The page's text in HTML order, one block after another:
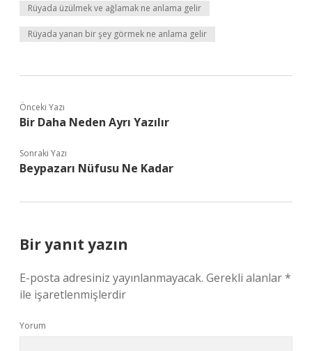
Rüyada üzülmek ve ağlamak ne anlama gelir
Rüyada yanan bir şey görmek ne anlama gelir
Önceki Yazı
Bir Daha Neden Ayrı Yazılır
Sonraki Yazı
Beypazarı Nüfusu Ne Kadar
Bir yanıt yazın
E-posta adresiniz yayınlanmayacak. Gerekli alanlar*
ile işaretlenmişlerdir
Yorum